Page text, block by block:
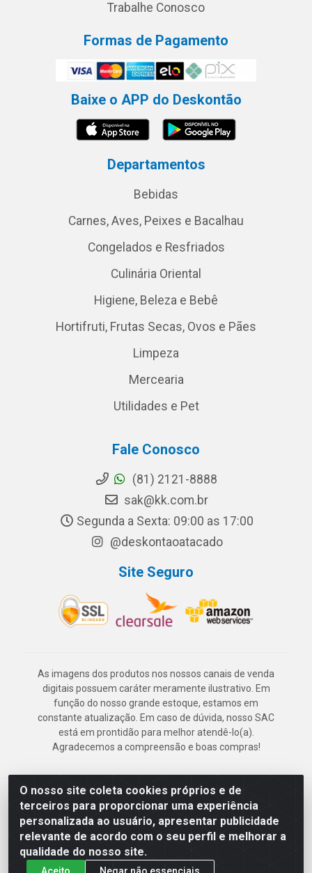
O nosso site coleta cookies próprios e de
terceiros para proporcionar uma experiência
personalizada ao usuário, apresentar publicidade
relevante de acordo com o seu perfil e melhorar a
qualidade do nosso site.
Aceito Negar não essenciais
Trabalhe Conosco
Formas de Pagamento
Baixe o APP do Deskontão
Departamentos
Bebidas
Carnes, Aves, Peixes e Bacalhau
Congelados e Resfriados
Culinária Oriental
Higiene, Beleza e Bebê
Hortifruti, Frutas Secas, Ovos e Pães
Limpeza
Mercearia
Utilidades e Pet
Fale Conosco
(81) 2121-8888
sak@kk.com.br
Segunda a Sexta: 09:00 as 17:00
@deskontaoatacado
Site Seguro
As imagens dos produtos nos nossos canais de venda
digitais possuem caráter meramente ilustrativo. Em
função do nosso grande estoque, estamos em
constante atualização. Em caso de dúvida, nosso SAC
está em prontidão para melhor atendê-lo(a).
Agradecemos a compreensão e boas compras!
Deskontão Atacado - Av. Marechal Mascarenhas de Morais, 2471 -
Imbiribeira - Recife/PE - CEP 51.150-001 - CNPJ 24.150.377/0003-
57